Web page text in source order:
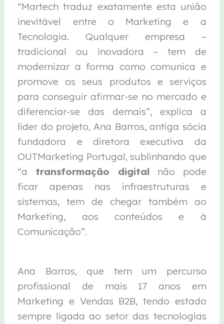
“Martech traduz exatamente esta união
inevitável entre o Marketing e a
Tecnologia. Qualquer empresa –
tradicional ou inovadora – tem de
modernizar a forma como comunica e
promove os seus produtos e serviços
para conseguir afirmar-se no mercado e
diferenciar-se das demais”, explica a
líder do projeto, Ana Barros, antiga sócia
fundadora e diretora executiva da
OUTMarketing Portugal, sublinhando que
“a transformação digital não pode
ficar apenas nas infraestruturas e
sistemas, tem de chegar também ao
Marketing, aos conteúdos e à
Comunicação”.
Ana Barros, que tem um percurso
profissional de mais 17 anos em
Marketing e Vendas B2B, tendo estado
sempre ligada ao setor das tecnologias